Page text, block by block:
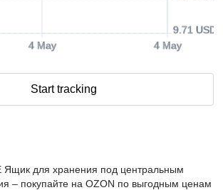
4 May 4 May
9.71 USD
Start tracking
Ящик для хранения под центральным
– покупайте на OZON по выгодным ценам